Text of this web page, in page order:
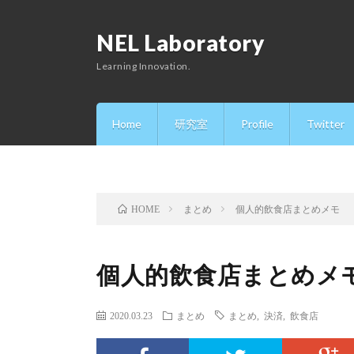
NEL Laboratory
Learning Innovation.
Home 研究室 Profile Twitter
HOME まとめ 個人的飲食店まとめメモ
個人的飲食店まとめメ
2020.03.23 まとめ まとめ 決済 飲食店